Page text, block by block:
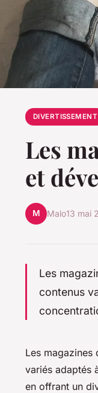
DIVERTISSEMENT
Les
et
M Malo13 mai
Les
contenus
Les magazines
variés adaptés
en offrant un